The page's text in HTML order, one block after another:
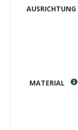
AUSRICHTUNG
MATERIAL